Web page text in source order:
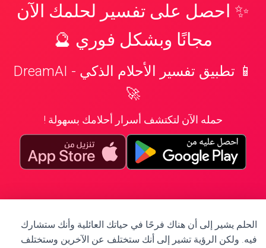
✨ احصل على تفسير لحلمك الآن
مجانًا وبشكل فوري 🔮
📱 تطبيق تفسير الأحلام الذكي - DreamAI
🚀
حمله الآن لتكتشف أسرار أحلامك بسهولة !
الحلم يشير إلى أن هناك فرحًا في حياتك العائلية وأنك ستشارك
فيه. ولكن الرؤية تشير إلى أنك ستختلف عن الآخرين وستختلف